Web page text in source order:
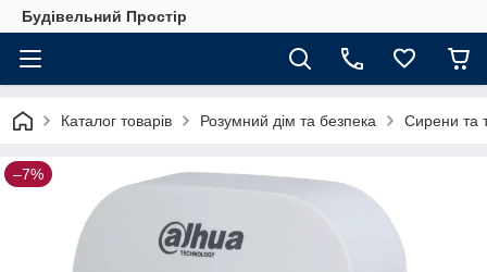
Будівельний Простір
Каталог товарів Розумний дім та безпека Сирени та
–7%